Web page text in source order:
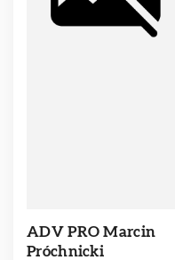
ADV PRO Marcin
Próchnicki